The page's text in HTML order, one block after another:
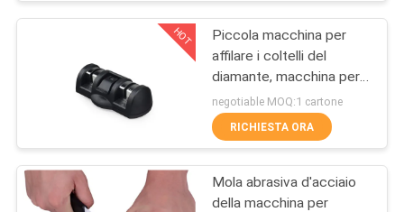
FABBRICA
CONTROLLO
CONTATTACI
Macchina per
affilare i coltelli
all'aperto
HOT
Piccola macchina per
affilare i coltelli del
diamante, macchina per
affilare i coltelli di caccia
per i coltelli di tasca
negotiable MOQ:1 cartone
RICHIESTA ORA
Mola abrasiva d'acciaio
della macchina per